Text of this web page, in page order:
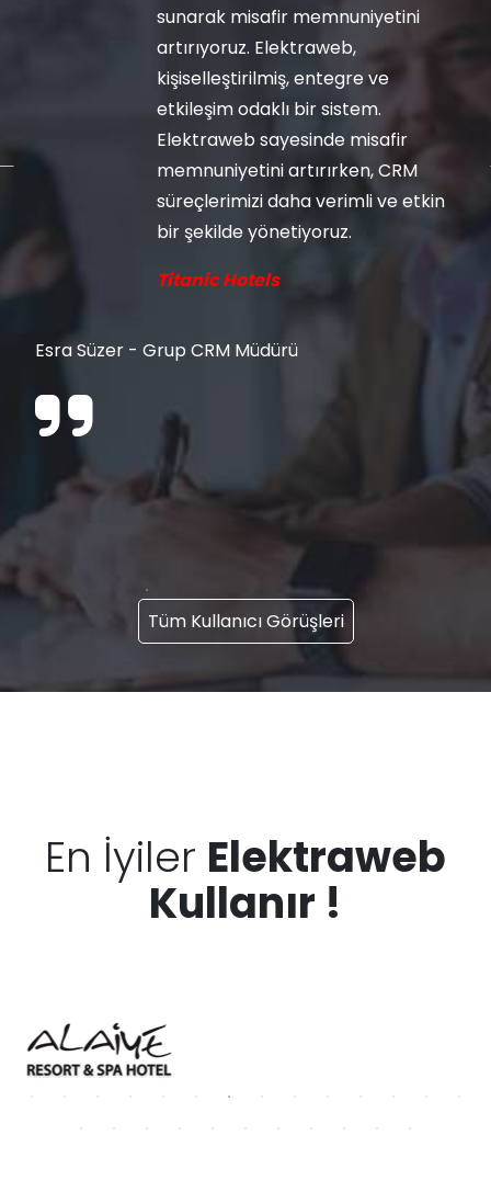
sunarak misafir memnuniyetini
artırıyoruz. Elektraweb,
kişiselleştirilmiş, entegre ve
etkileşim odaklı bir sistem.
Elektraweb sayesinde misafir
memnuniyetini artırırken, CRM
süreçlerimizi daha verimli ve etkin
bir şekilde yönetiyoruz.
Titanic Hotels
Esra Süzer - Grup CRM Müdürü
Tüm Kullanıcı Görüşleri
En İyiler Elektraweb
Kullanır !